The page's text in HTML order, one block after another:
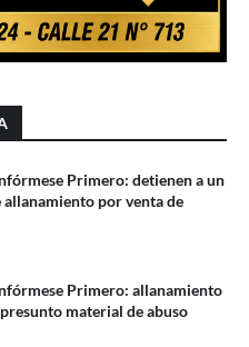
Primero: detienen a un
por venta de
Primero: allanamiento
material de abuso